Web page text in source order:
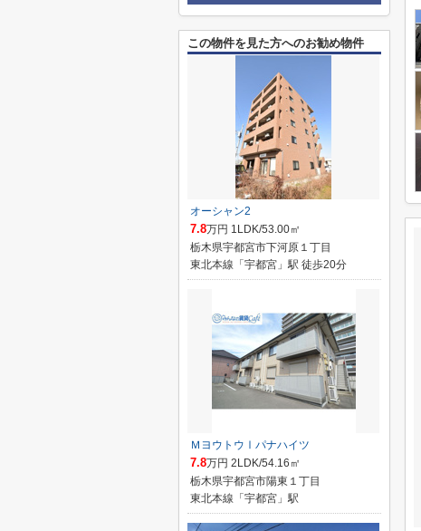
この物件を見た方へのお勧め物件
オーシャン2
7.8万円 1LDK/53.00㎡
栃木県宇都宮市下河原１丁目
東北本線「宇都宮」駅 徒歩20分
ＭヨウトウⅠパナハイツ
7.8万円 2LDK/54.16㎡
栃木県宇都宮市陽東１丁目
東北本線「宇都宮」駅